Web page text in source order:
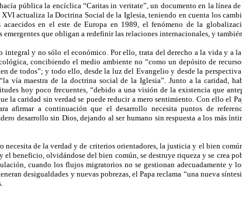
pública la encíclica “Caritas in veritate”, un documento en la línea
actualiza la Doctrina Social de la Iglesia, teniendo en cuenta los
acaecidos en el este de Europa en 1989, el fenómeno de la
que obligan a redefinir las relaciones internacionales, y
integral y no sólo el económico. Por ello, trata del derecho a la vida y a
concibiendo el medio ambiente no “como un depósito de
de todos”; y todo ello, desde la luz del Evangelio y desde la
vía maestra de la doctrina social de la Iglesia”. Junto a la caridad,
hoy poco frecuentes, “debido a una visión de la existencia que
la caridad sin verdad se puede reducir a mero sentimiento. Con ello el
afirmar a continuación que el desarrollo necesita puntos de
desarrollo sin Dios, dejando al ser humano sin respuesta a los más
necesita de la verdad y de criterios orientadores, la justicia y el bien
beneficio, olvidándose del bien común, se destruye riqueza y se crea
cuando los flujos migratorios no se gestionan adecuadamente y
desigualdades y nuevas pobrezas, el Papa reclama “una nueva